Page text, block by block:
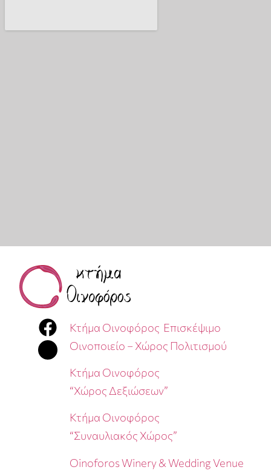
Κτήμα Οινοφόρος Επισκέψιμο
Οινοποιείο – Χώρος Πολιτισμού
Κτήμα Οινοφόρος
“Χώρος Δεξιώσεων”
Κτήμα Οινοφόρος
“Συναυλιακός Χώρος”
Oinoforos Winery & Wedding Venue